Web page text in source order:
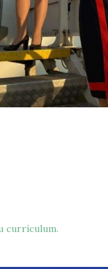
currículum.